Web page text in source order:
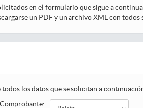
en el formulario que sigue a
un PDF y un archivo XML con todos
todos los datos que se solicitan a
Comprobante: